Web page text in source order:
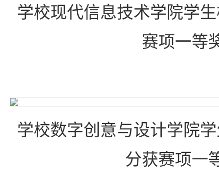
学校现代信息技术学院学
赛项一等
学校数字创意与设计学院
分获赛项一